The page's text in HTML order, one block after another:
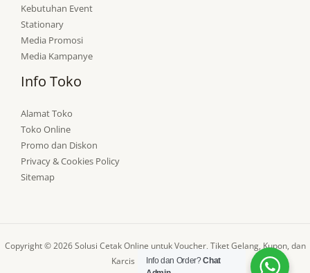
Kebutuhan Event
Stationary
Media Promosi
Media Kampanye
Info Toko
Alamat Toko
Toko Online
Promo dan Diskon
Privacy & Cookies Policy
Sitemap
Copyright © 2026 Solusi Cetak Online untuk Voucher, Tiket Gelang, Kupon, dan
Karcis | Powered by 💪
Info dan Order?Chat